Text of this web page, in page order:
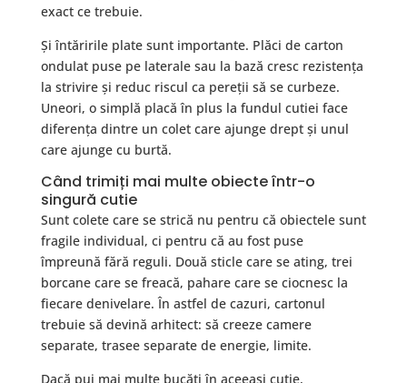
exact ce trebuie.
Și întăririle plate sunt importante. Plăci de carton
ondulat puse pe laterale sau la bază cresc rezistența
la strivire și reduc riscul ca pereții să se curbeze.
Uneori, o simplă placă în plus la fundul cutiei face
diferența dintre un colet care ajunge drept și unul
care ajunge cu burtă.
Când trimiți mai multe obiecte într-o
singură cutie
Sunt colete care se strică nu pentru că obiectele sunt
fragile individual, ci pentru că au fost puse
împreună fără reguli. Două sticle care se ating, trei
borcane care se freacă, pahare care se ciocnesc la
fiecare denivelare. În astfel de cazuri, cartonul
trebuie să devină arhitect: să creeze camere
separate, trasee separate de energie, limite.
Dacă pui mai multe bucăți în aceeași cutie,